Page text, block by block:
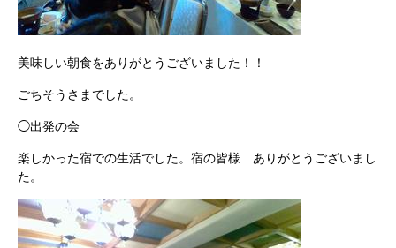
美味しい朝食をありがとうございました！！
ごちそうさまでした。
◯出発の会
楽しかった宿での生活でした。宿の皆様 ありがとうございまし
た。